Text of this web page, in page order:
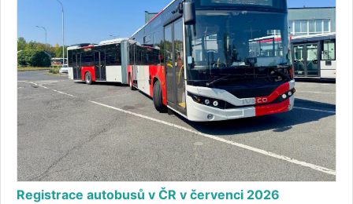
Registrace autobusů v ČR v červenci 2026